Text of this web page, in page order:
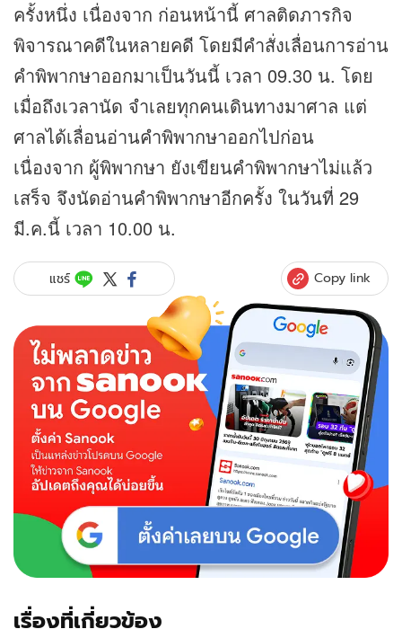
ครั้งหนึ่ง เนื่องจาก ก่อนหน้านี้ ศาลติดภารกิจ
พิจารณาคดีในหลายคดี โดยมีคำสั่งเลื่อนการอ่าน
คำพิพากษาออกมาเป็นวันนี้ เวลา 09.30 น. โดย
เมื่อถึงเวลานัด จำเลยทุกคนเดินทางมาศาล แต่
ศาลได้เลื่อนอ่านคำพิพากษาออกไปก่อน
เนื่องจาก ผู้พิพากษา ยังเขียนคำพิพากษาไม่แล้ว
เสร็จ จึงนัดอ่านคำพิพากษาอีกครั้ง ในวันที่ 29
มี.ค.นี้ เวลา 10.00 น.
แชร์ Copy link
เรื่องที่เกี่ยวข้อง